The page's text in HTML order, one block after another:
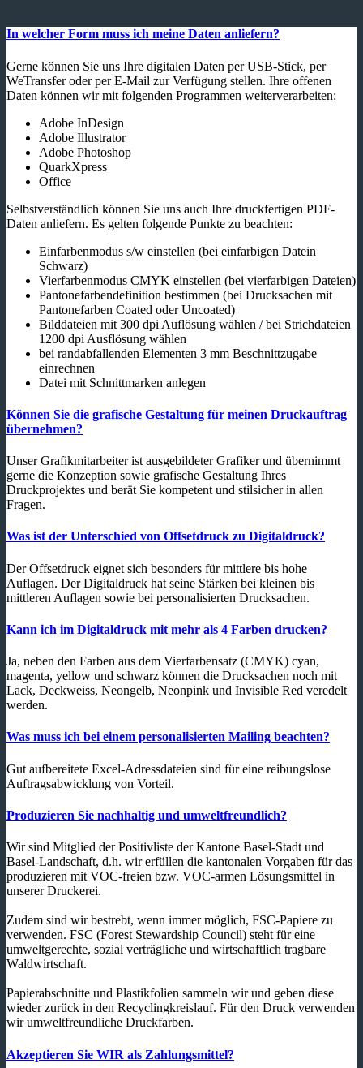
In welcher Form muss ich meine Daten anliefern?
Gerne können Sie uns Ihre digitalen Daten per USB-Stick, per
WeTransfer oder per E-Mail zur Verfügung stellen. Ihre offenen
Daten können wir mit folgenden Programmen weiterverarbeiten:
Adobe InDesign
Adobe Illustrator
Adobe Photoshop
QuarkXpress
Office
Selbstverständlich können Sie uns auch Ihre druckfertigen PDF-
Daten anliefern. Es gelten folgende Punkte zu beachten:
Einfarbenmodus s/w einstellen (bei einfarbigen Datein
Schwarz)
Vierfarbenmodus CMYK einstellen (bei vierfarbigen Dateien)
Pantonefarbendefinition bestimmen (bei Drucksachen mit
Pantonefarben Coated oder Uncoated)
Bilddateien mit 300 dpi Auflösung wählen / bei Strichdateien
1200 dpi Ausflösung wählen
bei randabfallenden Elementen 3 mm Beschnittzugabe
einrechnen
Datei mit Schnittmarken anlegen
Können Sie die grafische Gestaltung für meinen Druckauftrag
übernehmen?
Unser Grafikmitarbeiter ist ausgebildeter Grafiker und übernimmt
gerne die Konzeption sowie grafische Gestaltung Ihres
Druckprojektes und berät Sie kompetent und stilsicher in allen
Fragen.
Was ist der Unterschied von Offsetdruck zu Digitaldruck?
Der Offsetdruck eignet sich besonders für mittlere bis hohe
Auflagen. Der Digitaldruck hat seine Stärken bei kleinen bis
mittleren Auflagen sowie bei personalisierten Drucksachen.
Kann ich im Digitaldruck mit mehr als 4 Farben drucken?
Ja, neben den Farben aus dem Vierfarbensatz (CMYK) cyan,
magenta, yellow und schwarz können die Drucksachen noch mit
Lack, Deckweiss, Neongelb, Neonpink und Invisible Red veredelt
werden.
Was muss ich bei einem personalisierten Mailing beachten?
Gut aufbereitete Excel-Adressdateien sind für eine reibungslose
Auftragsabwicklung von Vorteil.
Produzieren Sie nachhaltig und umweltfreundlich?
Wir sind Mitglied der Positivliste der Kantone Basel-Stadt und
Basel-Landschaft, d.h. wir erfüllen die kantonalen Vorgaben für das
produzieren mit VOC-freien bzw. VOC-armen Lösungsmittel in
unserer Druckerei.
Zudem sind wir bestrebt, wenn immer möglich, FSC-Papiere zu
verwenden. FSC (Forest Stewardship Council) steht für eine
umweltgerechte, sozial verträgliche und wirtschaftlich tragbare
Waldwirtschaft.
Papierabschnitte und Plastikfolien sammeln wir und geben diese
wieder zurück in den Recyclingkreislauf. Für den Druck verwenden
wir umweltfreundliche Druckfarben.
Akzeptieren Sie WIR als Zahlungsmittel?